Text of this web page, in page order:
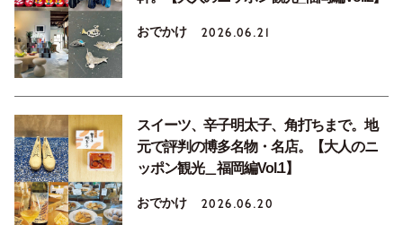
おでかけ 2026.06.21
スイーツ、辛子明太子、角打ちまで。地
元で評判の博多名物・名店。【大人のニ
ッポン観光＿福岡編Vol.1】
おでかけ 2026.06.20